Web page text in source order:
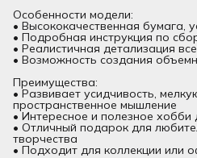
Особенности модели:
• Высококачественная бумага,
• Подробная инструкция по
• Реалистичная детализация
• Возможность создания
Преимущества:
• Развивает усидчивость,
пространственное мышление
• Интересное и полезное хобби
• Отличный подарок для
творчества
• Подходит для коллекции или